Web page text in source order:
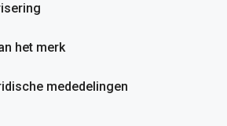
het merk
mededelingen